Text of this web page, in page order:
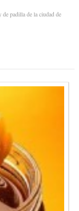
de padilla de la ciudad de